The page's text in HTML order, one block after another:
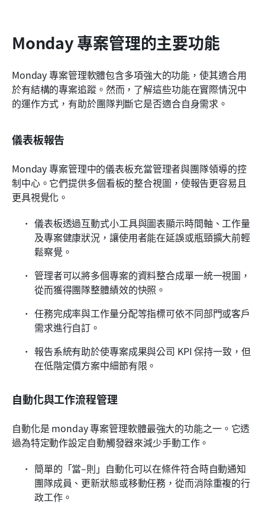
Monday 專案管理的主要功能
Monday 專案管理軟體包含多項強大的功能，使其適合用
於有結構的專案追蹤。然而，了解這些功能在實際情況中
的運作方式，有助於團隊判斷它是否適合自身需求。
儀表板報告
Monday 專案管理中的儀表板充當管理者與團隊領導的控
制中心。它們提供多個看板的整合視圖，使報告更容易且
更具視覺化。
儀表板透過互動式小工具與圖表顯示時間軸、工作量
及專案健康狀況，讓使用者能在延誤或瓶頸擴大前輕
鬆察覺。
管理者可以將多個專案的資料整合成單一統一視圖，
從而獲得團隊整體績效的快照。
任務完成率與工作量分配等指標可依不同部門或客戶
需求進行自訂。
報告系統有助於使專案成果與公司 KPI 保持一致，但
在低階定價方案中細節有限。
自動化與工作流程管理
自動化是 monday 專案管理軟體最強大的功能之一。它透
過為特定動作設定自動觸發器來減少手動工作。
簡單的「當–則」自動化可以在條件符合時自動通知
團隊成員、更新狀態或移動任務，從而消除重複的行
政工作。